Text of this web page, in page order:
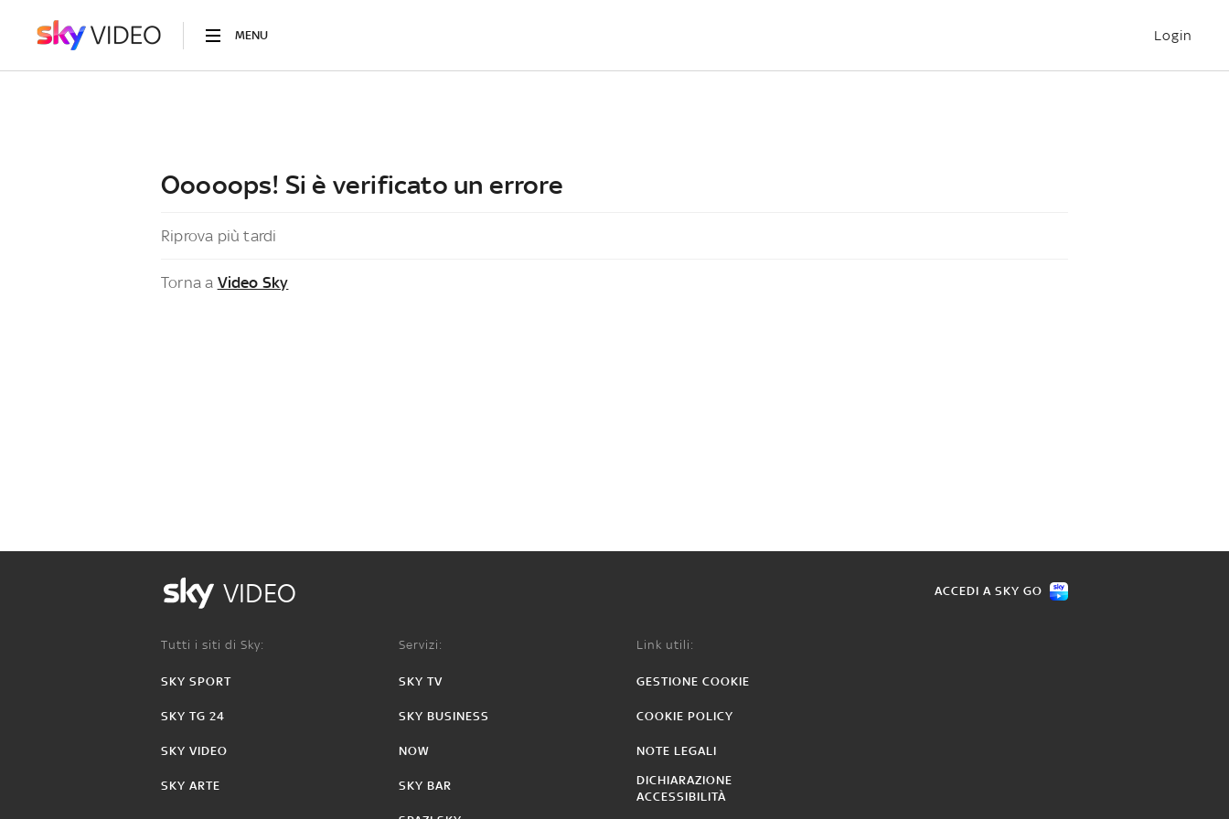
MENU Login
Ooooops! Si è verificato un errore
Riprova più tardi
Torna a Video Sky
VIDEO ACCEDI A SKY GO
Tutti i siti di Sky:
SKY SPORT
SKY TG 24
SKY VIDEO
SKY ARTE
Servizi:
SKY TV
SKY BUSINESS
NOW
SKY BAR
Link utili:
GESTIONE COOKIE
COOKIE POLICY
NOTE LEGALI
DICHIARAZIONE
ACCESSIBILITÀ